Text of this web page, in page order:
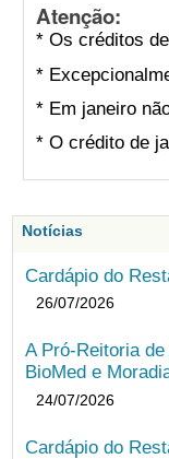
Atenção:
* Os créditos
*
* Em janeiro
* O crédito de
Notícias
Cardápio do
26/07/2026
A Pró-Reitoria
BioMed e
24/07/2026
Cardápio do